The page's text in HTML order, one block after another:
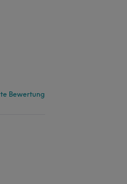
Bewertung